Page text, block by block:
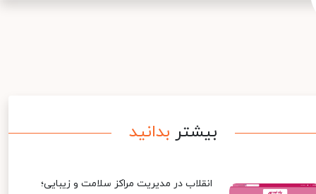
بیشتر بدانید
انقلاب در مدیریت مراکز سلامت و زیبایی؛